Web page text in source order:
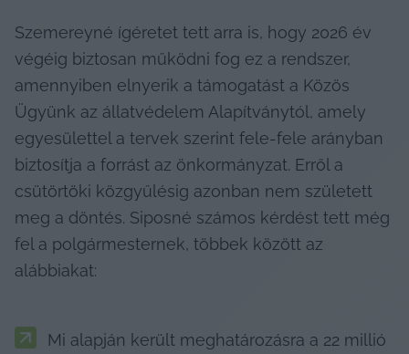
Szemereyné ígéretet tett arra is, hogy 2026 év
végéig biztosan működni fog ez a rendszer,
amennyiben elnyerik a támogatást a Közös
Ügyünk az állatvédelem Alapítványtól, amely
egyesülettel a tervek szerint fele-fele arányban
biztosítja a forrást az önkormányzat. Erről a
csütörtöki közgyűlésig azonban nem született
meg a döntés. Siposné számos kérdést tett még
fel a polgármesternek, többek között az
alábbiakat:
Mi alapján került meghatározásra a 22 millió